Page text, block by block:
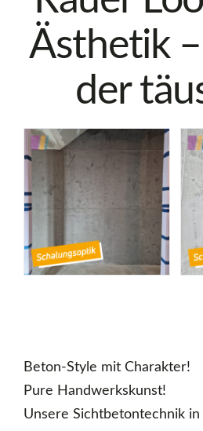
Ästhetik
der
Beton-Style mit Charakter!
Pure Handwerkskunst!
Unsere Sichtbetontechnik in